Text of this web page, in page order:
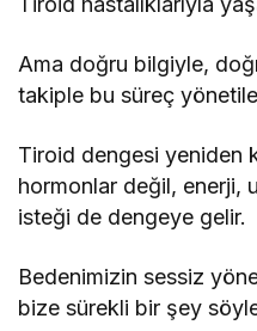
Ama doğru bilgiyle,
takiple bu süreç
Tiroid dengesi yeniden
hormonlar değil, enerji,
isteği de dengeye gelir.
Bedenimizin sessiz
bize sürekli bir şey